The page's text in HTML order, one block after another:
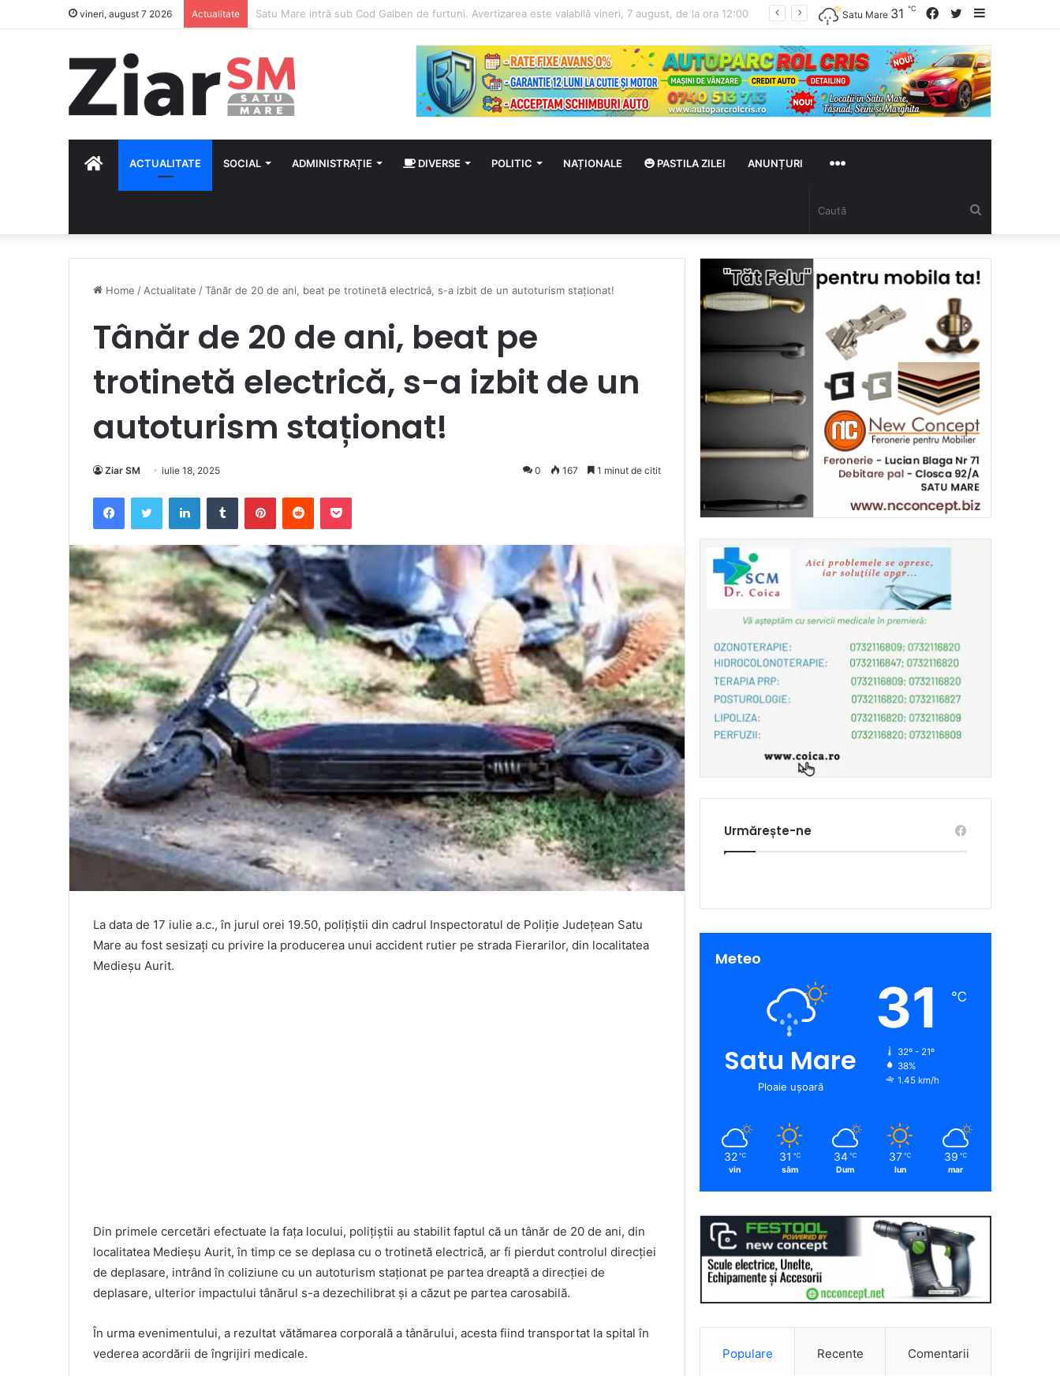
vineri, august 7 2026 Actualitate Măsuri speciale de ordine și siguranță la meciul CSM Olimpia Satu Mare – CSM Reșița Sidebar
Twitter
Facebook
Satu Mare 31 ℃
HOMEACTUALITATE SOCIAL ADMINISTRAȚIE DIVERSE POLITIC NAȚIONALE PASTILA ZILEI ANUNȚURI
MULTE
Home / Actualitate /Tânăr de 20 de ani, beat pe trotinetă electrică, s-a izbit de un autoturism staționat!
Tânăr de 20 de ani, beat pe
trotinetă electrică, s-a izbit de un
autoturism staționat!
Ziar SM iulie 18, 2025 0 167 1 minut de citit
FacebookTwitter LinkedInTumblr PinterestReddit Pocket
La data de 17 iulie a.c., în jurul orei 19.50, polițiștii din cadrul Inspectoratul de Poliție Județean Satu
Mare au fost sesizați cu privire la producerea unui accident rutier pe strada Fierarilor, din localitatea
Medieșu Aurit.
Din primele cercetări efectuate la fața locului, polițiștii au stabilit faptul că un tânăr de 20 de ani, din
localitatea Medieșu Aurit, în timp ce se deplasa cu o trotinetă electrică, ar fi pierdut controlul direcției
de deplasare, intrând în coliziune cu un autoturism staționat pe partea dreaptă a direcției de
deplasare, ulterior impactului tânărul s-a dezechilibrat și a căzut pe partea carosabilă.
În urma evenimentului, a rezultat vătămarea corporală a tânărului, acesta fiind transportat la spital în
vederea acordării de îngrijiri medicale.
Urmărește-ne
Meteo
Satu Mare
Ploaie ușoară
31 ℃
32º - 21º
38%
1.45 km/h
32 ℃
vin
31 ℃
sâm
34 ℃
Dum
37 ℃
lun
39 ℃
mar
Populare Recente Comentarii